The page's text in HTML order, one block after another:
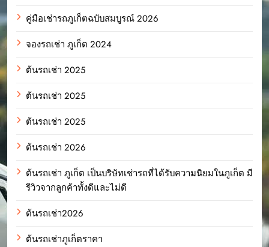
คู่มือเช่ารถภูเก็ตฉบับสมบูรณ์ 2026
จองรถเช่า ภูเก็ต 2024
ต้นรถเช่า 2025
ต้นรถเช่า 2025
ต้นรถเช่า 2025
ต้นรถเช่า 2026
ต้นรถเช่า ภูเก็ต เป็นบริษัทเช่ารถที่ได้รับความนิยมในภูเก็ต มี
รีวิวจากลูกค้าทั้งดีและไม่ดี
ต้นรถเช่า2026
ต้นรถเช่าภูเก็ตราคา